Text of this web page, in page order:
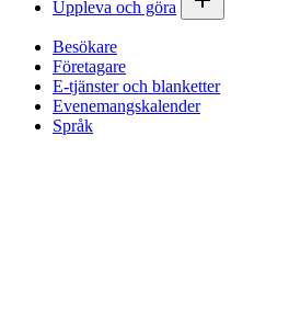
Uppleva och göra
Besökare
Företagare
E-tjänster och blanketter
Evenemangskalender
Språk